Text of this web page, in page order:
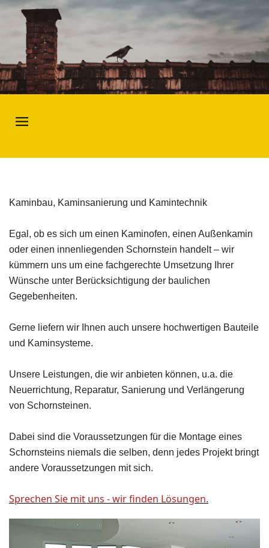
Kaminbau, Kaminsanierung und Kamintechnik
Egal, ob es sich um einen Kaminofen, einen Außenkamin
oder einen innenliegenden Schornstein handelt – wir
kümmern uns um eine fachgerechte Umsetzung Ihrer
Wünsche unter Berücksichtigung der baulichen
Gegebenheiten.
Gerne liefern wir Ihnen auch unsere hochwertigen Bauteile
und Kaminsysteme.
Unsere Leistungen, die wir anbieten können, u.a. die
Neuerrichtung, Reparatur, Sanierung und Verlängerung
von Schornsteinen.
Dabei sind die Voraussetzungen für die Montage eines
Schornsteins niemals die selben, denn jedes Projekt bringt
andere Voraussetzungen mit sich.
Sprechen Sie mit uns - wir finden Lösungen.